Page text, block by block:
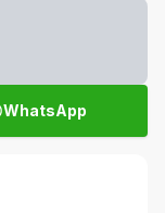
WhatsApp